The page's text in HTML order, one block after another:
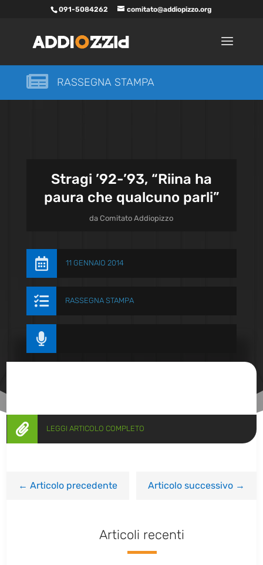
091-5084262 comitato@addiopizzo.org
 RASSEGNA STAMPA
Stragi ’92-’93, “Riina ha
paura che qualcuno parli”
daComitato Addiopizzo
 11 GENNAIO 2014
 RASSEGNA STAMPA

 LEGGI ARTICOLO COMPLETO
←Articolo precedente Articolo successivo→
Articoli recenti